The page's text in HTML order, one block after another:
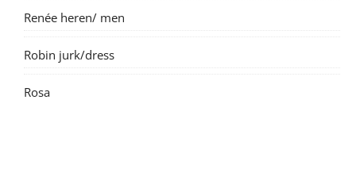
Renée heren/ men
Robin jurk/dress
Rosa